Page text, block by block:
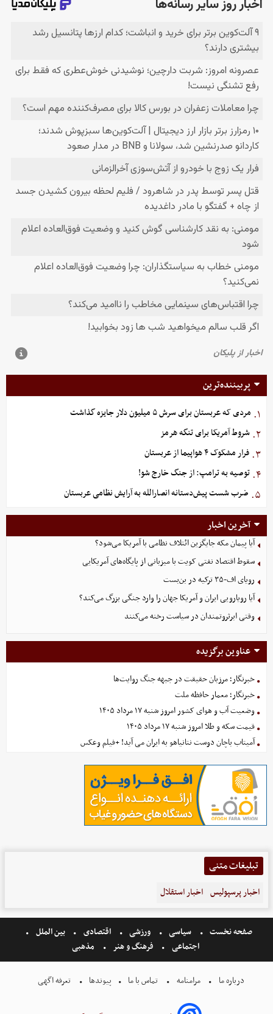
پربیننده‌ترین
۱. مردی که عربستان برای سرش ۵ میلیون دلار جایزه گذاشت
۲. شروط آمریکا برای تنگه هرمز
۳. فرار مشکوک ۴ هواپیما از عربستان
۴. توصیه به ترامپ: از جنگ خارج شو!
۵. ضرب شست پیش‌دستانه انصارالله به آرایش نظامی عربستان
آخرین اخبار
آیا پیمان مکه جایگزین ائتلاف نظامی با آمریکا می‌شود؟
سقوط اقتصاد نفتی کویت با میزبانی از پایگاه‌های آمریکایی
رویای اف-۳۵ ترکیه در بن‌بست
آیا رویارویی ایران و آمریکا جهان را وارد جنگی بزرگ می‌کند؟
وقتی ابرثروتمندان در سیاست رخنه می‌کنند
عناوین برگزیده
خبرنگار؛ مرزبان حقیقت در جبهه جنگ روایت‌ها
خبرنگار؛ معمار حافظه ملت
وضعیت آب و هوای کشور امروز شنبه ۱۷ مرداد ۱۴۰۵
قیمت سکه و طلا امروز شنبه ۱۷ مرداد ۱۴۰۵
آمیتاب باچان دوست نتانیاهو به ایران می آید! +فیلم وعکس
تبلیغات متنی
اخبار پرسپولیس اخبار استقلال
صفحه نخست سیاسی ورزشی اقتصادی
بین الملل
اجتماعی
فرهنگ و هنر مذهبی
درباره ما مرامنامه تماس با ما پیوندها تعرفه اگهی